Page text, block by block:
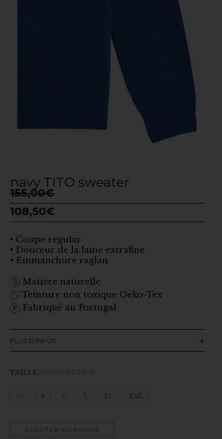
navy TITO sweater
155,00€
108,50€
• Coupe regular
• Douceur de la laine extrafine
• Emmanchure raglan
Matière naturelle
Teinture non toxique Oeko-Tex
Fabriqué au Portugal
PLUS D'INFOS
TAILLE:
S L XL XXL
AJOUTER AU PANIER